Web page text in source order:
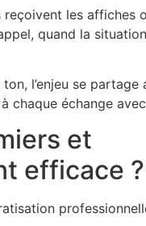
reçoivent les affiches
quand la
l’enjeu se partage
chaque échange
et
efficace ?